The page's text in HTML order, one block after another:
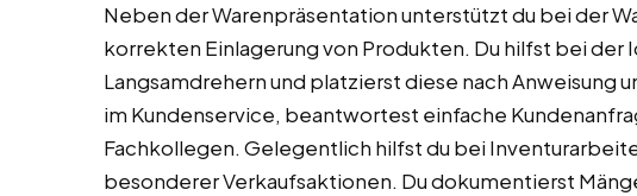
Neben der Warenpräsentation unterstützt du bei der
korrekten Einlagerung von Produkten. Du hilfst bei der
Langsamdrehern und platzierst diese nach Anweisung
im Kundenservice, beantwortest einfache
Fachkollegen. Gelegentlich hilfst du bei
besonderer Verkaufsaktionen. Du dokumentierst